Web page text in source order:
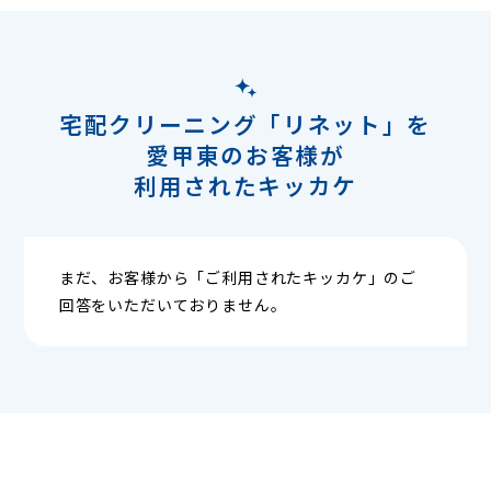
宅配クリーニング「リネット」を
愛甲東のお客様が
利用されたキッカケ
まだ、お客様から「ご利用されたキッカケ」のご
回答をいただいておりません。